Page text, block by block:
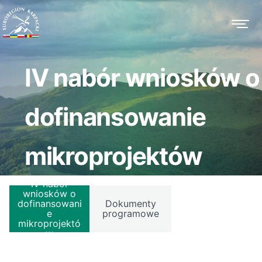
IV nabór wniosków o
dofinansowanie
mikroprojektów
IV nabór
wniosków o
dofinansowani
e
mikroprojektó
w
Dokumenty
programowe